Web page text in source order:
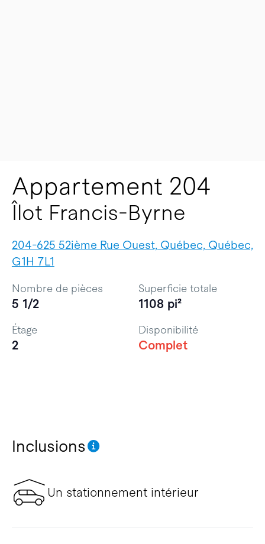
Appartement 204
Îlot Francis-Byrne
204-625 52ième Rue Ouest, Québec, Québec,
G1H 7L1
Inclusions
Un stationnement intérieur
Nombre de pièces
5 1/2
Superficie totale
1108 pi²
Étage
2
Disponibilité
Complet